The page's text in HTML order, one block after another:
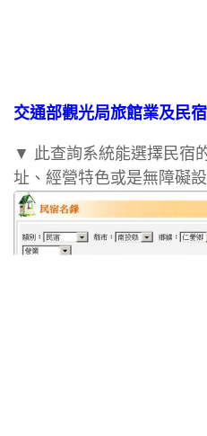
交通部觀光局旅館業及民
▼ 此查詢系統能選擇民宿
址、經營特色或是無障礙設